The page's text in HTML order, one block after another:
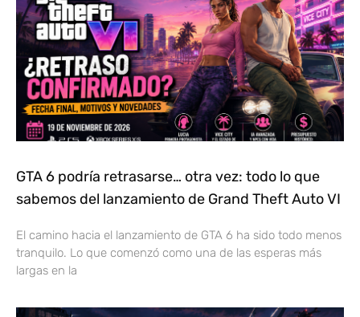
GTA 6 podría retrasarse… otra vez: todo lo que
sabemos del lanzamiento de Grand Theft Auto VI
El camino hacia el lanzamiento de GTA 6 ha sido todo menos
tranquilo. Lo que comenzó como una de las esperas más
largas en la